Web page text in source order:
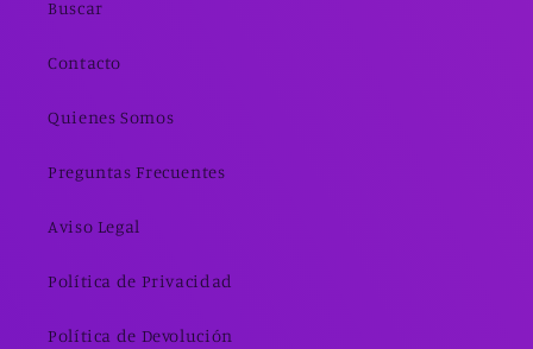
Buscar
Contacto
Quienes Somos
Preguntas Frecuentes
Aviso Legal
Política de Privacidad
Política de Devolución